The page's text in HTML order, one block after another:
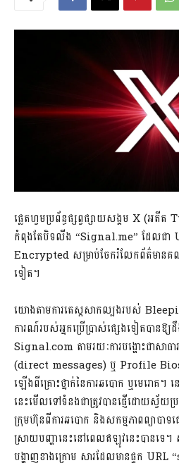
ផ្លេតហ្វមប្រព័ន្ធផ្សព្វផ្សាយសង្គម X (អតី
កំពុងតែបិទលីង “Signal.me” ដែលជា
Encrypted សម្រាប់ចែករំលែកព័ត៌មានគ
ទៀត។
យោងតាមការតេស្តសាកល្បងរបស់
ការណ៍របស់អ្នកប្រើប្រាស់ផ្សេងទៀតបាន
Signal.com តាមរយៈការបង្ហោះជាសាធា
(direct messages) ឬ Profile
ឡើងពីគ្រោះថ្នាក់នៃការឆបោក ឬមេរោគ។
នេះមើលទៅទំនងជាត្រូវបានផ្ញើដោយស្វ័យប្រ
ក្រុមហ៊ុនពីការឆបោក និងសកម្មភាពព្យាបា
ស្រាយបញ្ហានេះនៅពេលឥឡូវនេះបានទេ។
បង្ហាញខាងក្រោម សារដែលមានផ្ទុក